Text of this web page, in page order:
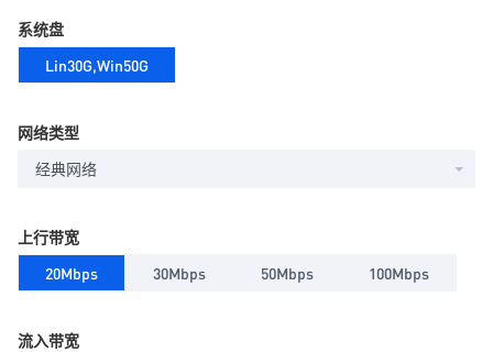
系统盘
Lin30G,Win50G
网络类型
经典网络
上行带宽
20Mbps
30Mbps 50Mbps 100Mbps
流入带宽